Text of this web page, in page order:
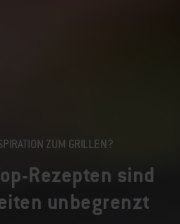
ZUM GRILLEN?
Rezepten sind
unbegrenzt